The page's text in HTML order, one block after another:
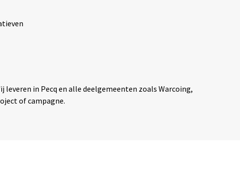
leveren in Pecq en alle deelgemeenten zoals Warcoing,
of campagne.